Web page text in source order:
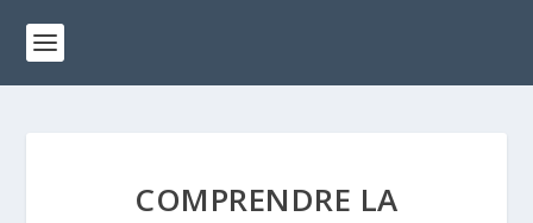
COMPRENDRE LA